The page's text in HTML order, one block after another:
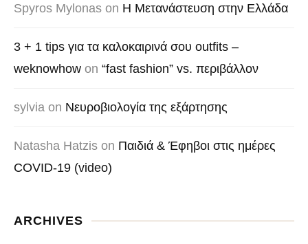
Spyros Mylonas on Η Μετανάστευση στην Ελλάδα
3 + 1 tips για τα καλοκαιρινά σου outfits –
weknowhow on “fast fashion” vs. περιβάλλον
sylvia on Νευροβιολογία της εξάρτησης
Natasha Hatzis on Παιδιά & Έφηβοι στις ημέρες
COVID-19 (video)
ARCHIVES